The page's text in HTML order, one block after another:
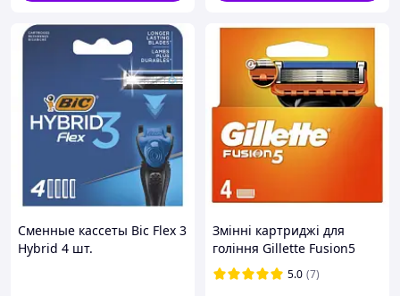
Сменные кассеты Bic Flex 3
Hybrid 4 шт.
Змінні картриджі для
гоління Gillette Fusion5
4шт Нові!
5.0 (7)